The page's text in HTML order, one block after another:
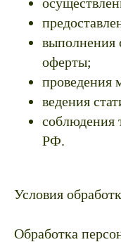
выполнения
оферты;
проведения
ведения
соблюдения
РФ.
Условия
Обработка